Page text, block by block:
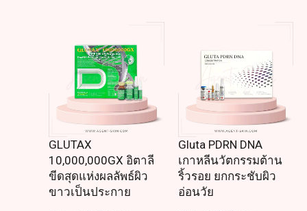
GLUTAX
10,000,000GX อิตาลี
ขีดสุดแห่งผลลัพธ์ผิว
ขาวเป็นประกาย
Gluta PDRN DNA
เกาหลีนวัตกรรมต้าน
ริ้วรอย ยกกระชับผิว
อ่อนวัย